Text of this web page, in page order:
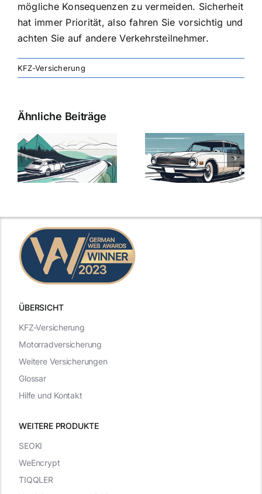
mögliche Konsequenzen zu vermeiden. Sicherheit
hat immer Priorität, also fahren Sie vorsichtig und
achten Sie auf andere Verkehrsteilnehmer.
KFZ-Versicherung
Ähnliche Beiträge
Versicherung:
Günstige Kfz-
Versicherungstarife
mit Top-
Kfz-
Die besten
Angebote im
ÜBERSICHT
WEITERE PRODUKTE
KFZ-Versicherung
Motorradversicherung
Weitere Versicherungen
Glossar
Hilfe und Kontakt
SEOKI
WeEncrypt
TIQQLER